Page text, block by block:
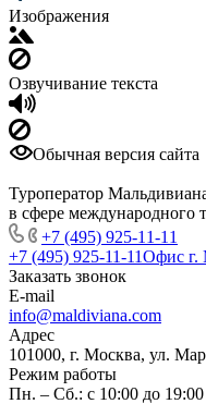
Изображения
Озвучивание текста
Обычная версия сайта
Туроператор
в сфере международного
+7 (495) 925-11-11
+7 (495) 925-11-11Офис г.
Заказать звонок
E-mail
info@maldiviana.com
Адрес
101000, г. Москва, ул.
Режим работы
Пн. – Сб.: с 10:00 до